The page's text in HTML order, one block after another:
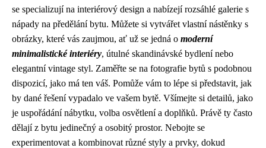
se specializují na interiérový design a nabízejí rozsáhlé galerie s
nápady na předělání bytu. Můžete si vytvářet vlastní nástěnky s
obrázky, které vás zaujmou, ať už se jedná o moderní
minimalistické interiéry, útulné skandinávské bydlení nebo
elegantní vintage styl. Zaměřte se na fotografie bytů s podobnou
dispozicí, jako má ten váš. Pomůže vám to lépe si představit, jak
by dané řešení vypadalo ve vašem bytě. Všímejte si detailů, jako
je uspořádání nábytku, volba osvětlení a doplňků. Právě ty často
dělají z bytu jedinečný a osobitý prostor. Nebojte se
experimentovat a kombinovat různé styly a prvky, dokud